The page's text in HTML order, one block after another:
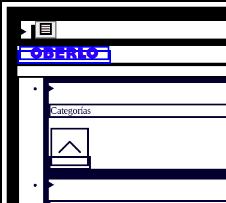
Categorías